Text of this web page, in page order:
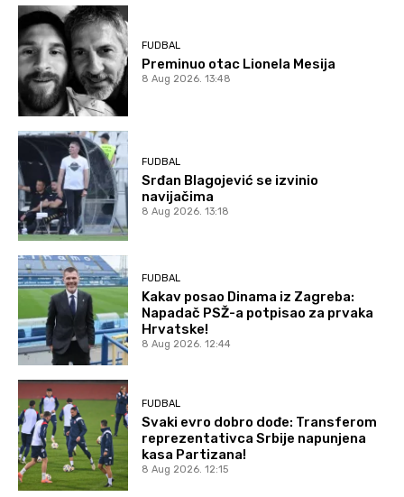
FUDBAL
Preminuo otac Lionela Mesija
8 Aug 2026. 13:48
FUDBAL
Srđan Blagojević se izvinio
navijačima
8 Aug 2026. 13:18
FUDBAL
Kakav posao Dinama iz Zagreba:
Napadač PSŽ-a potpisao za prvaka
Hrvatske!
8 Aug 2026. 12:44
FUDBAL
Svaki evro dobro dođe: Transferom
reprezentativca Srbije napunjena
kasa Partizana!
8 Aug 2026. 12:15